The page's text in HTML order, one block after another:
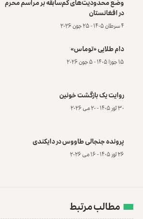
در افغانستان
۴ سرطان ۱۴۰۵ - ۲۵ جون ۲۰۲۶
دام طلایی «توماس»
۱۵ جوزا ۱۴۰۵ - ۵ جون ۲۰۲۶
روایت یک بازگشت خونین
۳۰ ثور ۱۴۰۵ - ۲۰ می ۲۰۲۶
پرونده‌ جنجالی طاووس در دایکندی
۲۶ ثور ۱۴۰۵ - ۱۶ می ۲۰۲۶
مطالب مرتبط